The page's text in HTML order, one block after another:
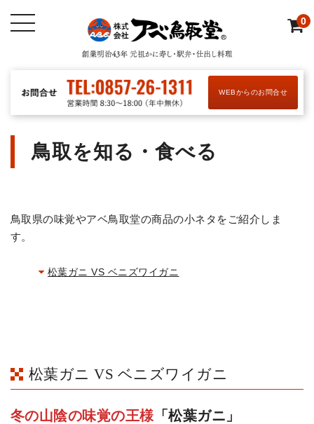
WEBからのお問合せ
0
鳥取を知る・食べる
鳥取県の味覚やアベ鳥取堂の商品の小ネタをご紹介しま
す。
松葉ガニ VS ベニズワイガニ
松葉ガニ VS ベニズワイガニ
冬の山陰の味覚の王様 「松葉ガニ」